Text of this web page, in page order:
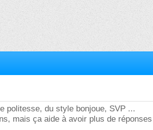
politesse, du style bonjoue, SVP ...
mais ça aide à avoir plus de